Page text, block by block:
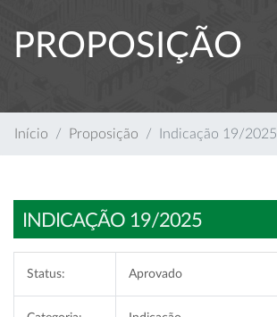
PROPOSIÇÃO
Início Proposição Indicação 19/2025
INDICAÇÃO 19/2025
Status: Aprovado